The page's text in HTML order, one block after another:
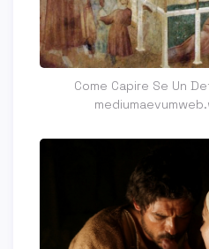
Come Capire Se Un